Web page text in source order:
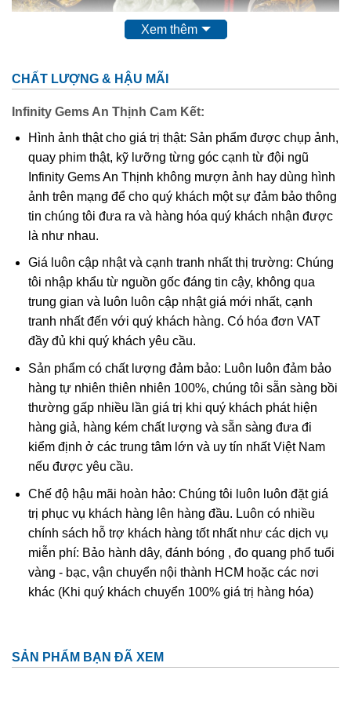
Theo các nhà nghiên cứu khoa học thìđá thạch anh tóc
vàngcó tên khoa học làRutilated Quartz. Chúng là một
trong những biến thể quý hiếm thuộc họ nhà thạch anh. Vì
sao Thạch anh tóc vàng lại được mệnh danh là loại thạch
anh quý hiếm do tinh thể này phải trải qua hàng chục triệu
cao. Được hình thành là do có trộn lẫn các tinh thể hình
kim, hình que do chất Titan Oxit trong thạch anh cộng
hưởng với các tinh thể rutile, tourmaline, feldspar. Nhìn
bên ngoài thấy chúng như có các sợi nhỏ bên trong kết
hợp với hiệu ứng quang học khi tiếp xúc với ánh sáng tạo
nên một vẻ đẹp khó cưỡng với bất kì ai hiểu biết về đá.
Thanh Hóa, Yên Bái, Gia Lai, Lâm Đồng. Và thạch anh tóc
tại VN đá còn kéo mây và tạm chất bên trong còn nhiều
Xem thêm
CHẤT LƯỢNG & HẬU MÃI
Infinity Gems An Thịnh Cam Kết:
Hình ảnh thật cho giá trị thật: Sản phẩm được chụp ảnh,
quay phim thật, kỹ lưỡng từng góc cạnh từ đội ngũ
Infinity Gems An Thịnh không mượn ảnh hay dùng hình
ảnh trên mạng để cho quý khách một sự đảm bảo thông
tin chúng tôi đưa ra và hàng hóa quý khách nhận được
là như nhau.
Giá luôn cập nhật và cạnh tranh nhất thị trường: Chúng
tôi nhập khẩu từ nguồn gốc đáng tin cậy, không qua
trung gian và luôn luôn cập nhật giá mới nhất, cạnh
tranh nhất đến với quý khách hàng. Có hóa đơn VAT
đầy đủ khi quý khách yêu cầu.
Sản phẩm có chất lượng đảm bảo: Luôn luôn đảm bảo
hàng tự nhiên thiên nhiên 100%, chúng tôi sẵn sàng bồi
thường gấp nhiều lần giá trị khi quý khách phát hiện
hàng giả, hàng kém chất lượng và sẵn sàng đưa đi
kiểm định ở các trung tâm lớn và uy tín nhất Việt Nam
nếu được yêu cầu.
Chế độ hậu mãi hoàn hảo: Chúng tôi luôn luôn đặt giá
trị phục vụ khách hàng lên hàng đầu. Luôn có nhiều
chính sách hỗ trợ khách hàng tốt nhất như các dịch vụ
miễn phí: Bảo hành dây, đánh bóng , đo quang phổ tuổi
vàng - bạc, vận chuyển nội thành HCM hoặc các nơi
khác (Khi quý khách chuyển 100% giá trị hàng hóa)
SẢN PHẨM BẠN ĐÃ XEM